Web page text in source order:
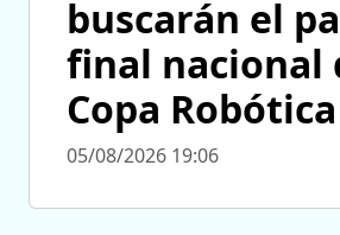
buscarán el
final nacional
Copa Robótica
05/08/2026 19:06